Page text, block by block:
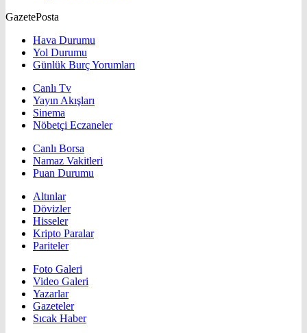
GazetePosta
Hava Durumu
Yol Durumu
Günlük Burç Yorumları
Canlı Tv
Yayın Akışları
Sinema
Nöbetçi Eczaneler
Canlı Borsa
Namaz Vakitleri
Puan Durumu
Altınlar
Dövizler
Hisseler
Kripto Paralar
Pariteler
Foto Galeri
Video Galeri
Yazarlar
Gazeteler
Sıcak Haber